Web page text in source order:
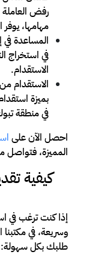
رفض العاملة
مهامها،
المساعدة في
في استخراج
الاستقدام.
الاستقدام
بميزة
في منطقة
احصل الآن على
المميزة، فتواصل
كيفية
إذا كنت ترغب في
وسريعة، في
طلبك بكل سهولة: